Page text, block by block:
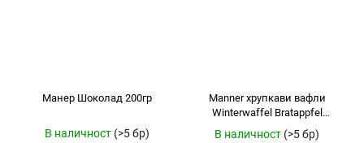
Манер Шоколад 200гр
В наличност (>5 бр)
Manner хрупкави вафли
Winterwaffel Bratappfel
Канела 185гр.
В наличност (>5 бр)